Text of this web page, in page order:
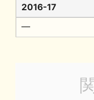
2016-17
━